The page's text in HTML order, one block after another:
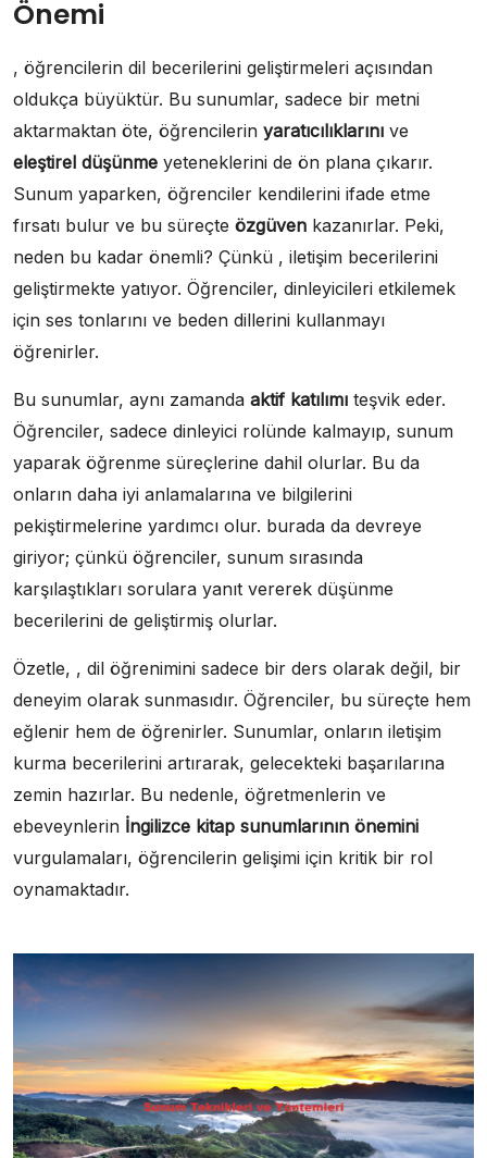
Önemi
, öğrencilerin dil becerilerini geliştirmeleri açısından
oldukça büyüktür. Bu sunumlar, sadece bir metni
aktarmaktan öte, öğrencilerin yaratıcılıklarını ve
eleştirel düşünme yeteneklerini de ön plana çıkarır.
Sunum yaparken, öğrenciler kendilerini ifade etme
fırsatı bulur ve bu süreçte özgüven kazanırlar. Peki,
neden bu kadar önemli? Çünkü , iletişim becerilerini
geliştirmekte yatıyor. Öğrenciler, dinleyicileri etkilemek
için ses tonlarını ve beden dillerini kullanmayı
öğrenirler.
Bu sunumlar, aynı zamanda aktif katılımı teşvik eder.
Öğrenciler, sadece dinleyici rolünde kalmayıp, sunum
yaparak öğrenme süreçlerine dahil olurlar. Bu da
onların daha iyi anlamalarına ve bilgilerini
pekiştirmelerine yardımcı olur. burada da devreye
giriyor; çünkü öğrenciler, sunum sırasında
karşılaştıkları sorulara yanıt vererek düşünme
becerilerini de geliştirmiş olurlar.
Özetle, , dil öğrenimini sadece bir ders olarak değil, bir
deneyim olarak sunmasıdır. Öğrenciler, bu süreçte hem
eğlenir hem de öğrenirler. Sunumlar, onların iletişim
kurma becerilerini artırarak, gelecekteki başarılarına
zemin hazırlar. Bu nedenle, öğretmenlerin ve
ebeveynlerin İngilizce kitap sunumlarının önemini
vurgulamaları, öğrencilerin gelişimi için kritik bir rol
oynamaktadır.